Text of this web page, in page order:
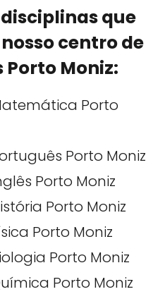
que
centro de
Moniz:
Porto
Porto Moniz
Porto Moniz
Porto Moniz
Porto Moniz
Porto Moniz
Porto Moniz